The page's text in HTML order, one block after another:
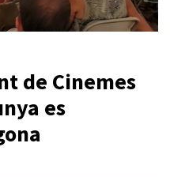
de Cinemes
es